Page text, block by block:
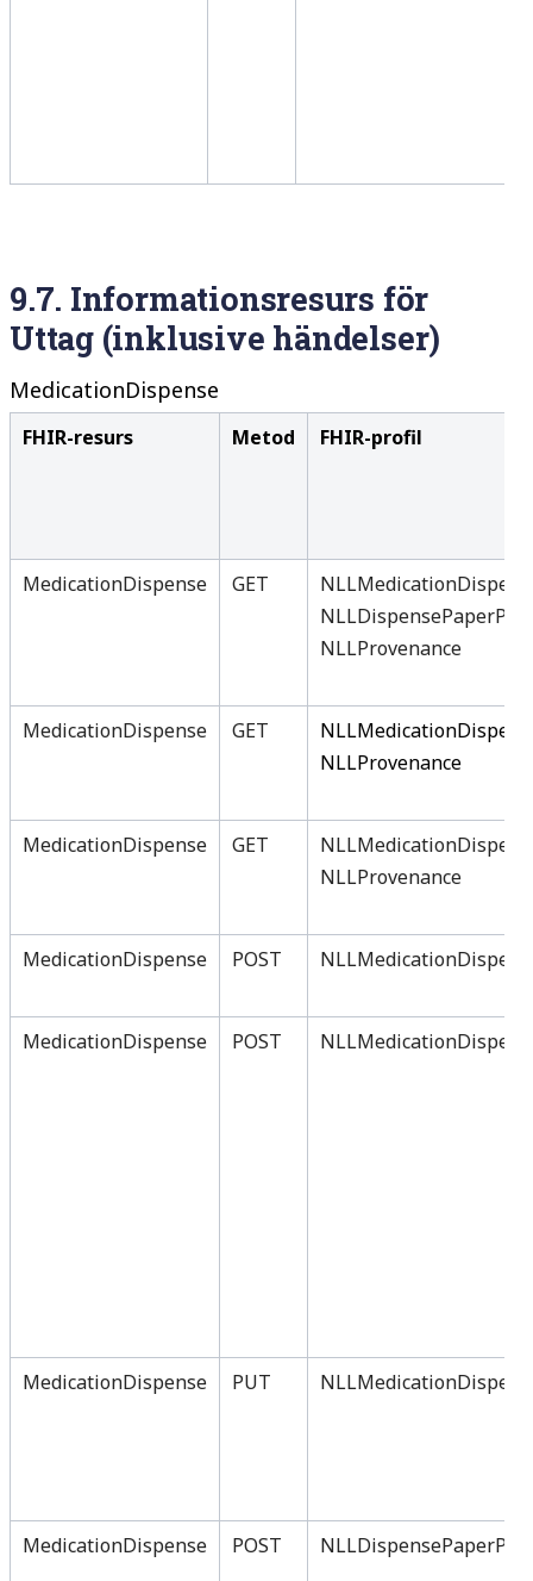
9.7. Informationsresurs för
Uttag (inklusive händelser)
MedicationDispense
FHIR-resurs Metod FHIR-profil
MedicationDispense GET
NLLProvenance
MedicationDispense GET
NLLProvenance
MedicationDispense GET
NLLProvenance
MedicationDispense POST
MedicationDispense POST
MedicationDispense PUT
MedicationDispense POST